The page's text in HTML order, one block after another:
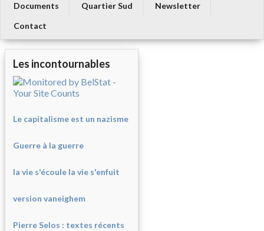
Documents
Quartier Sud
Newsletter
Contact
Les incontournables
Le capitalisme est un nazisme
Guerre à la guerre
la vie s'écoule la vie s'enfuit
version vaneighem
Pierre Selos : textes récents